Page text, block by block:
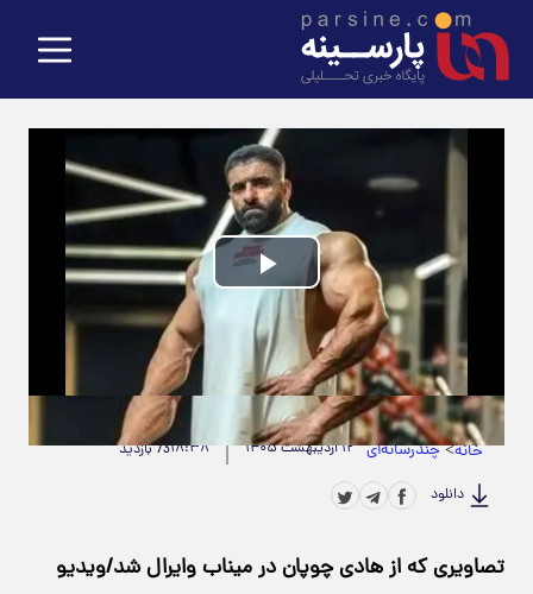
Play
Video
حجم ویدیو: 3.31M |مدت زمان ویدیو: 00:00:22
خانه>چندرسانه‌ای ۱۲ اردیبهشت ۱۴۰۵ ۱۸:۳۸73 بازدید
دانلود
تصاویری که از هادی چوپان در میناب وایرال شد/ویدیو